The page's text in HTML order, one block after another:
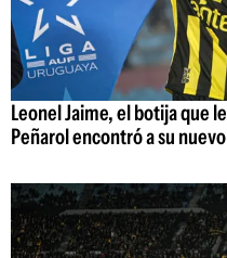
Leonel Jaime, el botija que
Peñarol encontró a su